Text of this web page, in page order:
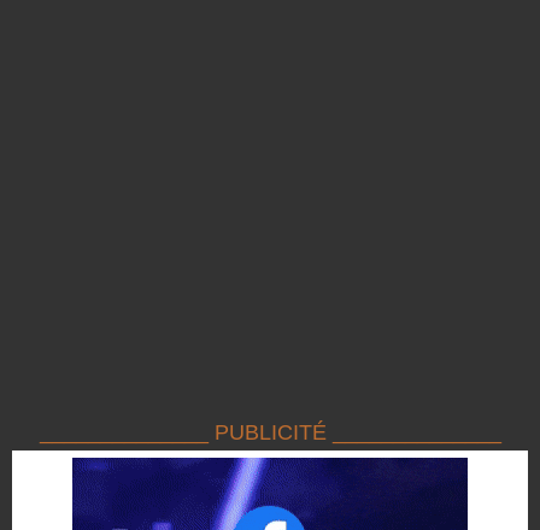
______________ PUBLICITÉ ______________